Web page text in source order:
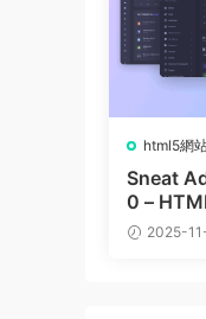
html5網
Sneat
0 –
2025-